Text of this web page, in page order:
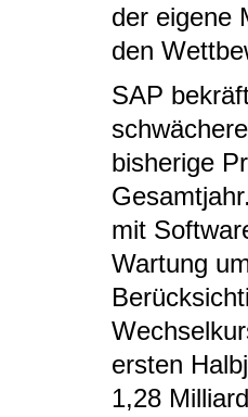
der eigene
den
SAP
bisherige
mit
Wartung
ersten
1,28